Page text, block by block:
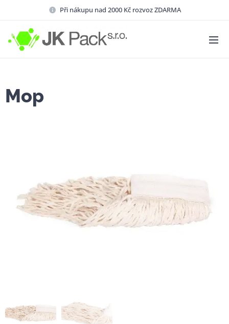
Při nákupu nad 2000 Kč rozvoz ZDARMA
Mop